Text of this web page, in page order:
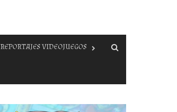
REPORTAJES VIDEOJUEGOS